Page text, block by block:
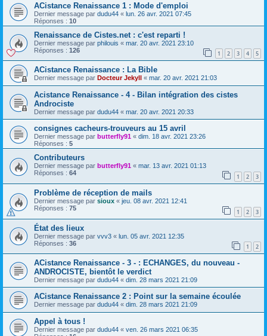
ACistance Renaissance 1 : Mode d'emploi
Dernier message par dudu44 « lun. 26 avr. 2021 07:45
Réponses : 10
Renaissance de Cistes.net : c'est reparti !
Dernier message par philouis « mar. 20 avr. 2021 23:10
Réponses : 126 1 2 3 4 5
ACistance Renaissance : La Bible
Dernier message par Docteur Jekyll « mar. 20 avr. 2021 21:03
Acistance Renaissance - 4 - Bilan intégration des cistes
Androciste
Dernier message par dudu44 « mar. 20 avr. 2021 20:33
consignes cacheurs-trouveurs au 15 avril
Dernier message par butterfly91 « dim. 18 avr. 2021 23:26
Réponses : 5
Contributeurs
Dernier message par butterfly91 « mar. 13 avr. 2021 01:13
Réponses : 64 1 2 3
Problème de réception de mails
Dernier message par sioux « jeu. 08 avr. 2021 12:41
Réponses : 75 1 2 3
État des lieux
Dernier message par vvv3 « lun. 05 avr. 2021 12:35
Réponses : 36 1 2
ACistance Renaissance - 3 - : ECHANGES, du nouveau -
ANDROCISTE, bientôt le verdict
Dernier message par dudu44 « dim. 28 mars 2021 21:09
ACistance Renaissance 2 : Point sur la semaine écoulée
Dernier message par dudu44 « dim. 28 mars 2021 21:09
Appel à tous !
Dernier message par dudu44 « ven. 26 mars 2021 06:35